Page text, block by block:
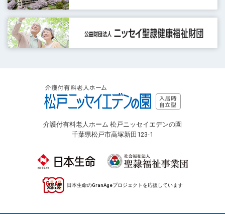
介護付有料老人ホーム 松戸ニッセイエデンの園
千葉県松戸市高塚新田123-1
日本生命のGranAgeプロジェクトを応援しています